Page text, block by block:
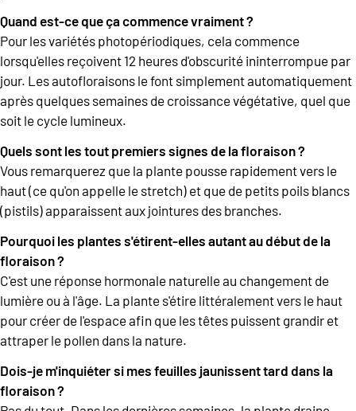
Quand est-ce que ça commence vraiment ?
Pour les variétés photopériodiques, cela commence
lorsqu'elles reçoivent 12 heures d'obscurité ininterrompue par
jour. Les autofloraisons le font simplement automatiquement
après quelques semaines de croissance végétative, quel que
soit le cycle lumineux.
Quels sont les tout premiers signes de la floraison ?
Vous remarquerez que la plante pousse rapidement vers le
haut (ce qu'on appelle le stretch) et que de petits poils blancs
(pistils) apparaissent aux jointures des branches.
Pourquoi les plantes s'étirent-elles autant au début de la
floraison ?
C'est une réponse hormonale naturelle au changement de
lumière ou à l'âge. La plante s'étire littéralement vers le haut
pour créer de l'espace afin que les têtes puissent grandir et
attraper le pollen dans la nature.
Dois-je m'inquiéter si mes feuilles jaunissent tard dans la
floraison ?